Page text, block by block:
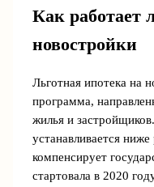
Как работает
новостройки
Льготная ипотека на
программа,
жилья и
устанавливается
компенсирует
стартовала в 2020